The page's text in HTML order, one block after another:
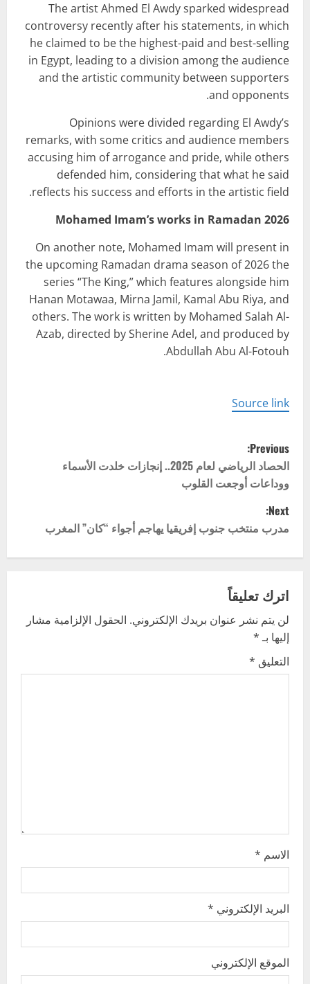
The artist Ahmed El Awdy sparked widespread
controversy recently after his statements, in which
he claimed to be the highest-paid and best-selling
in Egypt, leading to a division among the audience
and the artistic community between supporters
and opponents.
Opinions were divided regarding El Awdy’s
remarks, with some critics and audience members
accusing him of arrogance and pride, while others
defended him, considering that what he said
reflects his success and efforts in the artistic field.
Mohamed Imam’s works in Ramadan 2026
On another note, Mohamed Imam will present in
the upcoming Ramadan drama season of 2026 the
series “The King,” which features alongside him
Hanan Motawaa, Mirna Jamil, Kamal Abu Riya, and
others. The work is written by Mohamed Salah Al-
Azab, directed by Sherine Adel, and produced by
Abdullah Abu Al-Fotouh.
Source link
P
o
s
t
n
a
v
i
g
Previous:
الحصاد الرياضي لعام 2025.. إنجازات خلدت الأسماء
ووداعات أوجعت القلوب
Next:
مدرب منتخب جنوب إفريقيا يهاجم أجواء “كان” المغرب
اترك تعليقاً
لن يتم نشر عنوان بريدك الإلكتروني. الحقول الإلزامية مشار
إليها بـ*
التعليق *
الاسم *
البريد الإلكتروني *
الموقع الإلكتروني